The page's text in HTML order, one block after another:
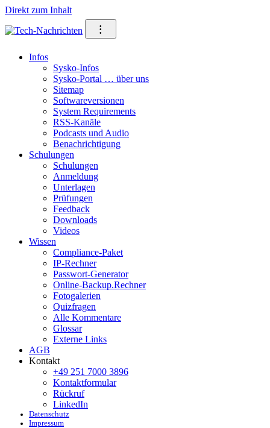
Direkt zum Inhalt
⁝
Infos
Sysko-Infos
Sysko-Portal … über uns
Sitemap
Softwareversionen
System Requirements
RSS-Kanäle
Podcasts und Audio
Benachrichtigung
Schulungen
Schulungen
Anmeldung
Unterlagen
Prüfungen
Feedback
Downloads
Videos
Wissen
Compliance-Paket
IP-Rechner
Passwort-Generator
Online-Backup.Rechner
Fotogalerien
Quizfragen
Alle Kommentare
Glossar
Externe Links
AGB
Kontakt
+49 251 7000 3896
Kontaktformular
Rückruf
LinkedIn
Datenschutz
Impressum